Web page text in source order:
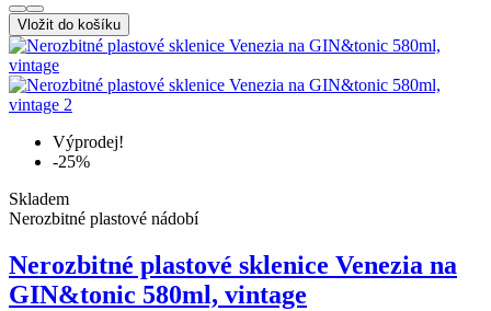
Vložit do košíku
Výprodej!
-25%
Skladem
Nerozbitné plastové nádobí
Nerozbitné plastové sklenice Venezia na
GIN&tonic 580ml, vintage